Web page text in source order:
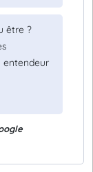
être ?
entendeur